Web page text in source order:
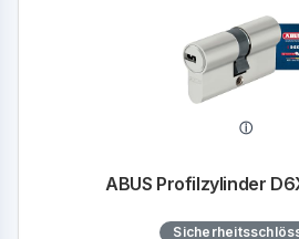
ABUS Profilzylinder